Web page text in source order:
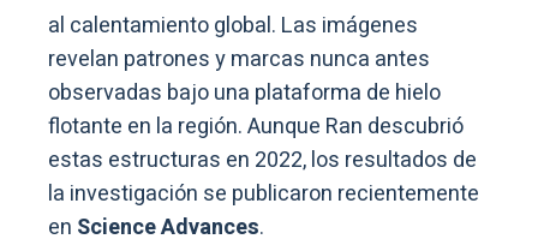
al calentamiento global. Las imágenes
revelan patrones y marcas nunca antes
observadas bajo una plataforma de hielo
flotante en la región. Aunque Ran descubrió
estas estructuras en 2022, los resultados de
la investigación se publicaron recientemente
en Science Advances.